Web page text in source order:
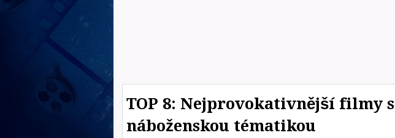
TOP 8: Nejprovokativnější filmy s
náboženskou tématikou